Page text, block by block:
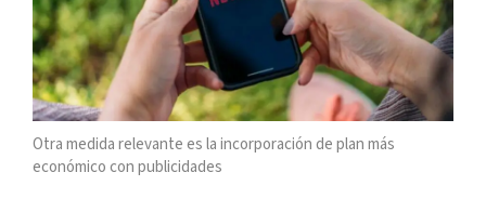
Otra medida relevante es la incorporación de plan más
económico con publicidades